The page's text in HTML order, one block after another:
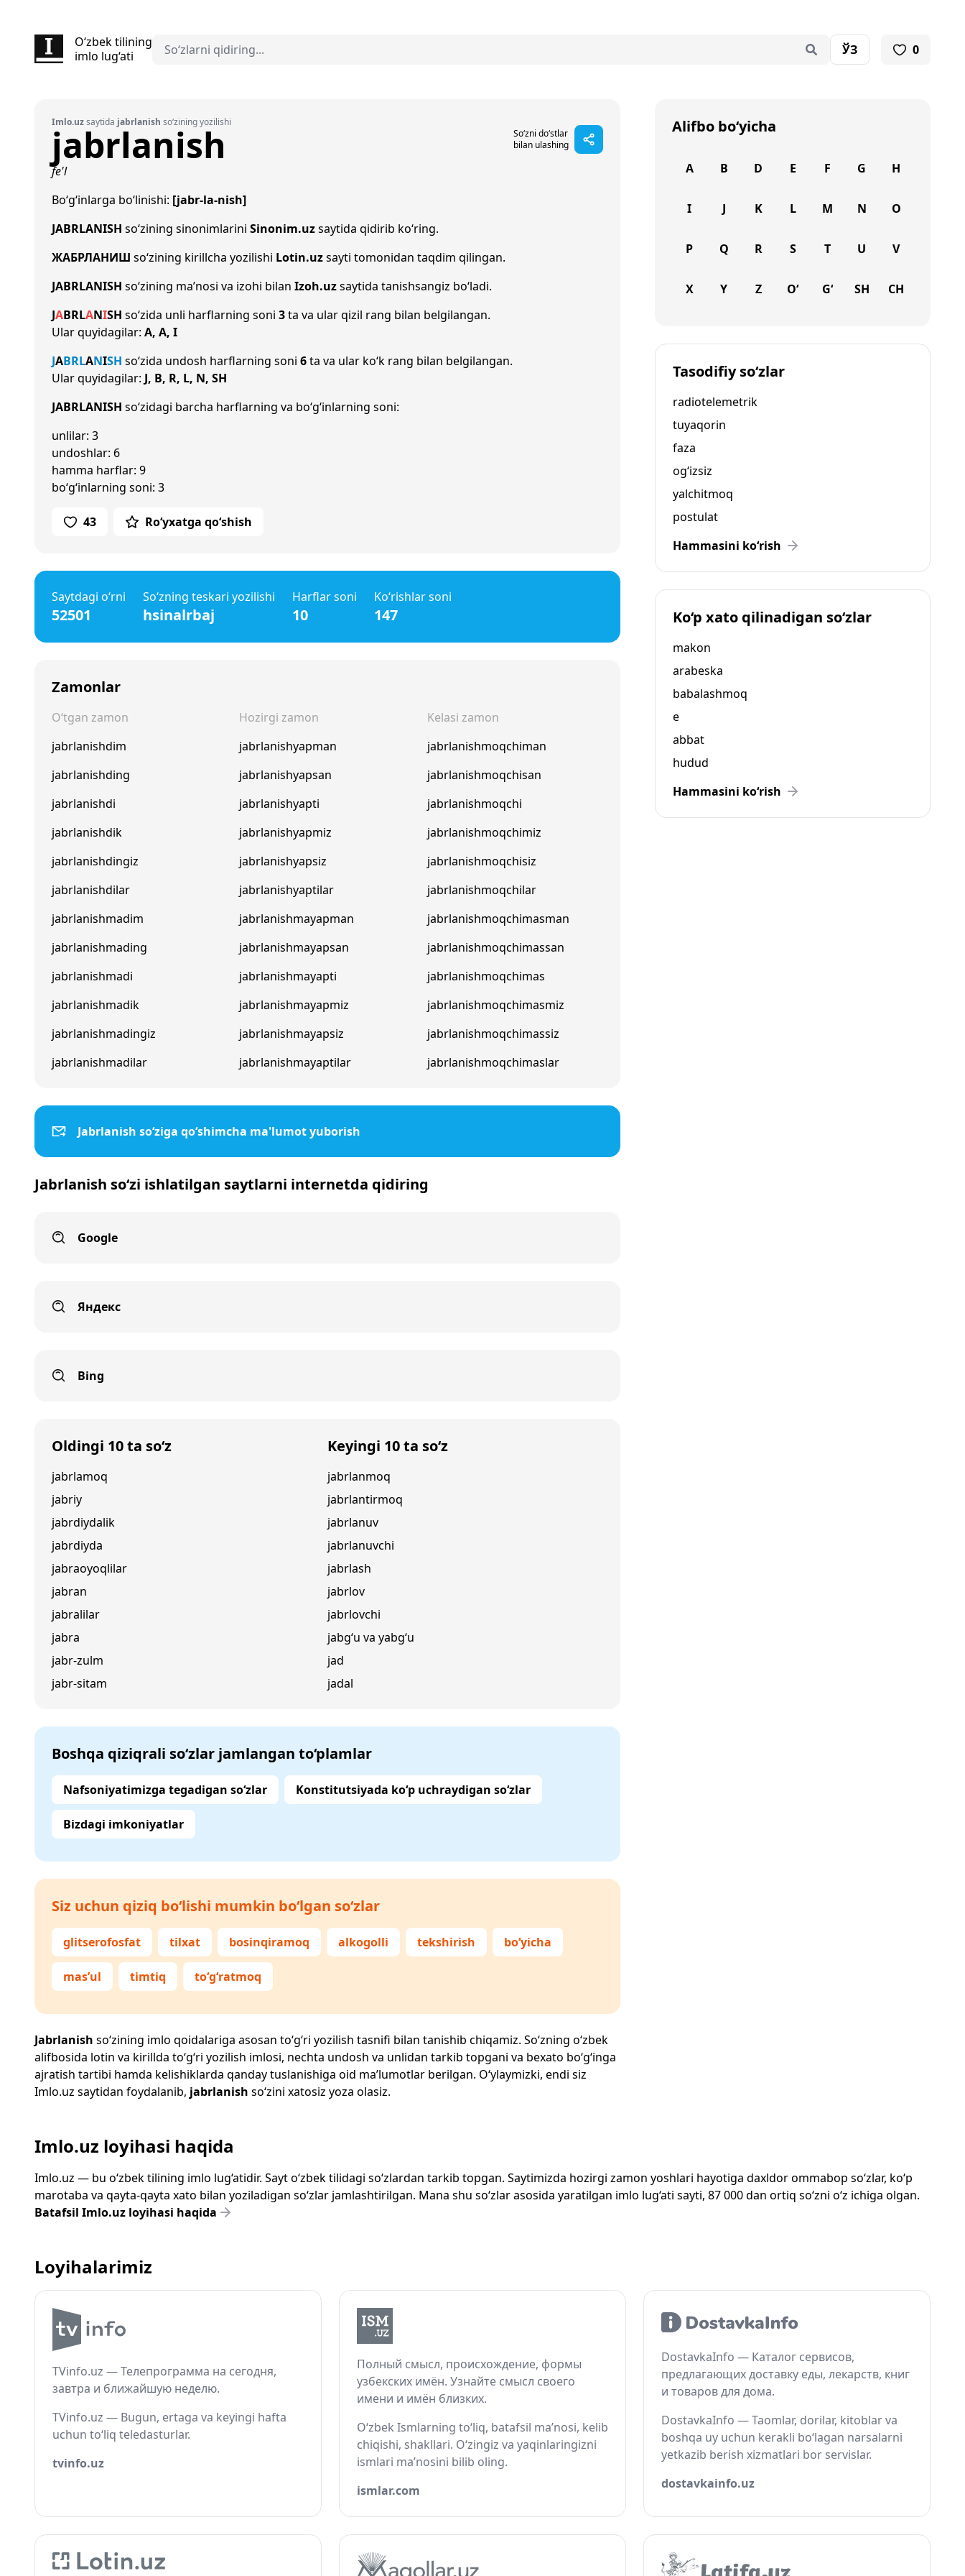
O‘zbek tilining
imlo lug‘ati
ЎЗ 0
Imlo.uzsaytida jabrlanish so‘zining yozilishi
jabrlanish
So‘zni do‘stlar
bilan ulashing
fe'l
Bo‘g‘inlarga bo‘linishi: [jabr-la-nish]
JABRLANISH so‘zining sinonimlarini Sinonim.uzsaytida qidirib ko‘ring.
ЖАБРЛАНИШ so‘zining kirillcha yozilishi Lotin.uzsayti tomonidan taqdim qilingan.
JABRLANISH so‘zining ma’nosi va izohi bilan Izoh.uzsaytida tanishsangiz bo‘ladi.
JABRLANISH so‘zida unli harflarning soni 3ta va ular qizil rang bilan belgilangan.
Ular quyidagilar: A, A, I
JABRLANISH so‘zida undosh harflarning soni 6ta va ular ko‘k rang bilan belgilangan.
Ular quyidagilar: J, B, R, L, N, SH
JABRLANISH so‘zidagi barcha harflarning va bo‘g‘inlarning soni:
unlilar: 3
undoshlar: 6
hamma harflar: 9
bo‘g‘inlarning soni: 3
43 Ro‘yxatga qo‘shish
Saytdagi o‘rni
52501
So‘zning teskari yozilishi
hsinalrbaj
Harflar soni
10
Ko‘rishlar soni
147
Zamonlar
O‘tgan zamon
jabrlanishdim
jabrlanishding
jabrlanishdi
jabrlanishdik
jabrlanishdingiz
jabrlanishdilar
jabrlanishmadim
jabrlanishmading
jabrlanishmadi
jabrlanishmadik
jabrlanishmadingiz
jabrlanishmadilar
Hozirgi zamon
jabrlanishyapman
jabrlanishyapsan
jabrlanishyapti
jabrlanishyapmiz
jabrlanishyapsiz
jabrlanishyaptilar
jabrlanishmayapman
jabrlanishmayapsan
jabrlanishmayapti
jabrlanishmayapmiz
jabrlanishmayapsiz
jabrlanishmayaptilar
Kelasi zamon
jabrlanishmoqchiman
jabrlanishmoqchisan
jabrlanishmoqchi
jabrlanishmoqchimiz
jabrlanishmoqchisiz
jabrlanishmoqchilar
jabrlanishmoqchimasman
jabrlanishmoqchimassan
jabrlanishmoqchimas
jabrlanishmoqchimasmiz
jabrlanishmoqchimassiz
jabrlanishmoqchimaslar
Jabrlanish so‘ziga qo‘shimcha ma'lumot yuborish
Jabrlanish so‘zi ishlatilgan saytlarni internetda qidiring
Google
Яндекс
Bing
Oldingi 10 ta so‘z
jabrlamoq
jabriy
jabrdiydalik
jabrdiyda
jabraoyoqlilar
jabran
jabralilar
jabra
jabr-zulm
jabr-sitam
Keyingi 10 ta so‘z
jabrlanmoq
jabrlantirmoq
jabrlanuv
jabrlanuvchi
jabrlash
jabrlov
jabrlovchi
jabg‘u va yabg‘u
jad
jadal
Boshqa qiziqrali so‘zlar jamlangan to‘plamlar
Nafsoniyatimizga tegadigan so‘zlar Konstitutsiyada ko‘p uchraydigan so‘zlar
Bizdagi imkoniyatlar
Siz uchun qiziq bo‘lishi mumkin bo‘lgan so‘zlar
glitserofosfat tilxat bosinqiramoq alkogolli tekshirish bo‘yicha
mas’ul timtiq to‘g‘ratmoq
Jabrlanish so‘zining imlo qoidalariga asosan to‘g‘ri yozilish tasnifi bilan tanishib chiqamiz. So‘zning o‘zbek
alifbosida lotin va kirillda to‘g‘ri yozilish imlosi, nechta undosh va unlidan tarkib topgani va bexato bo‘g‘inga
ajratish tartibi hamda kelishiklarda qanday tuslanishiga oid ma’lumotlar berilgan. O‘ylaymizki, endi siz
Imlo.uz saytidan foydalanib, jabrlanish so‘zini xatosiz yoza olasiz.
Alifbo bo‘yicha
A B D E F G H
I J K L M N O
P Q R S T U V
X Y Z O‘ G‘ SH CH
Tasodifiy so‘zlar
radiotelemetrik
tuyaqorin
faza
og‘izsiz
yalchitmoq
postulat
Hammasini ko‘rish
Ko‘p xato qilinadigan so‘zlar
makon
arabeska
babalashmoq
e
abbat
hudud
Hammasini ko‘rish
Imlo.uz loyihasi haqida
Imlo.uz — bu o‘zbek tilining imlo lug‘atidir. Sayt o‘zbek tilidagi so‘zlardan tarkib topgan. Saytimizda hozirgi zamon yoshlari hayotiga daxldor ommabop so‘zlar, ko‘p
marotaba va qayta-qayta xato bilan yoziladigan so‘zlar jamlashtirilgan. Mana shu so‘zlar asosida yaratilgan imlo lug‘ati sayti, 87 000 dan ortiq so‘zni o‘z ichiga olgan.
Batafsil Imlo.uz loyihasi haqida
Loyihalarimiz
TVinfo.uz — Телепрограмма на сегодня,
завтра и ближайшую неделю.
TVinfo.uz — Bugun, ertaga va keyingi hafta
uchun to‘liq teledasturlar.
tvinfo.uz
Полный смысл, происхождение, формы
узбекских имён. Узнайте смысл своего
имени и имён близких.
O‘zbek Ismlarning to‘liq, batafsil ma’nosi, kelib
chiqishi, shakllari. O‘zingiz va yaqinlaringizni
ismlari ma’nosini bilib oling.
ismlar.com
DostavkaInfo — Каталог сервисов,
предлагающих доставку еды, лекарств, книг
и товаров для дома.
DostavkaInfo — Taomlar, dorilar, kitoblar va
boshqa uy uchun kerakli bo‘lagan narsalarni
yetkazib berish xizmatlari bor servislar.
dostavkainfo.uz